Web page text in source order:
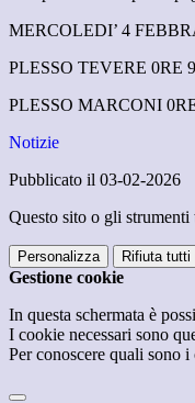
MERCOLEDI’ 4
PLESSO TEVERE 0RE
PLESSO MARCONI
Notizie
Pubblicato il 03-02-2026
Questo sito o gli
Personalizza Rifiuta tutti
Gestione cookie
In questa schermata è
I cookie necessari sono
Per conoscere quali sono